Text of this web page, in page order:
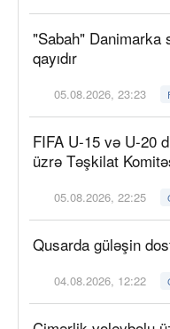
"Sabah" Danimarka
qayıdır
05.08.2026, 23:23
FIFA U-15 və U-20
üzrə Təşkilat
05.08.2026, 22:25
Qusarda güləşin
04.08.2026, 12:22